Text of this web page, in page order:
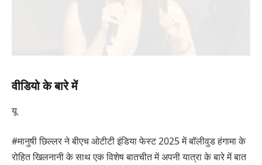
वीडियो के बारे में
यू
#मानुषी छिल्लर ने बीएच ओटीटी इंडिया फेस्ट 2025 में बॉलीवुड हंगामा के
रोहित खिलनानी के साथ एक विशेष बातचीत में अपनी यात्रा के बारे में बात